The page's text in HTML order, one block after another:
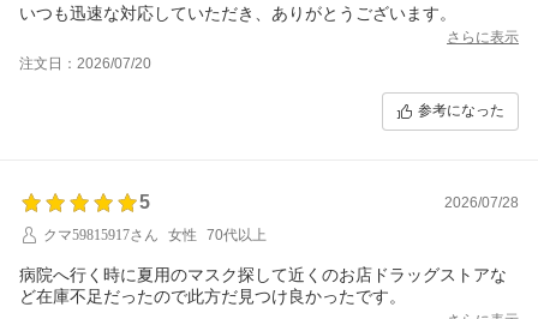
さらに表示
注文日：2026/07/20
参考になった
5
2026/07/28
クマ59815917さん
女性 70代以上
病院へ行く時に夏用のマスク探して近くのお店ドラッグストアな
ど在庫不足だったので此方だ見つけ良かったです。